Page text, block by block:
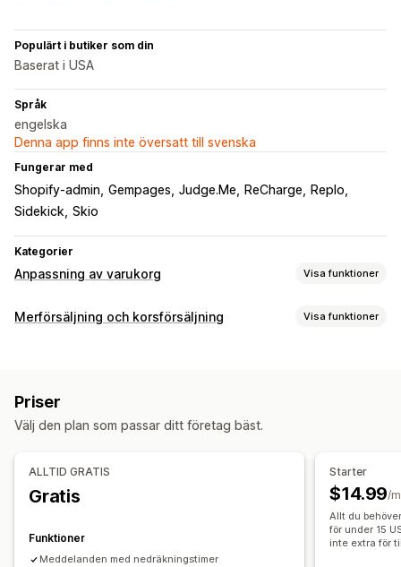
Populärt i butiker som din
Baserat i USA
Språk
engelska
Denna app finns inte översatt till svenska
Fungerar med
Shopify-admin Gempages Judge.Me ReCharge
Replo
Sidekick Skio
Kategorier
Anpassning av varukorg Visa funktioner
Varukorgsvisning
Fast varukorg
Leveransberäknare
Merförsäljning
Produktrekommendationer
Inlösen av belöningar
Kvantitetsbaserade belöningar
Fler fält
Gratis gåvor Massrabatter
Merförsäljning och korsförsäljning Visa funktioner
Progressfält
Anpassad CSS Anpassad HTML Flera valutor
Produkttillägg
Sådant som ofta köps tillsammans
Priser
Välj den plan som passar ditt företag bäst.
ALLTID GRATIS
Gratis
Funktioner
Meddelanden med nedräkningstimer
Starter
$14.99/
Allt du
för under 15
inte extra för